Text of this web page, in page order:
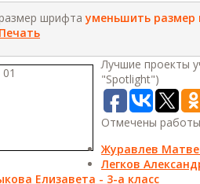
шрифта уменьшить
Печать
Лучшие проекты
"Spotlight")
Отмечены
Журавлев
Легков
Елизавета - 3-а класс